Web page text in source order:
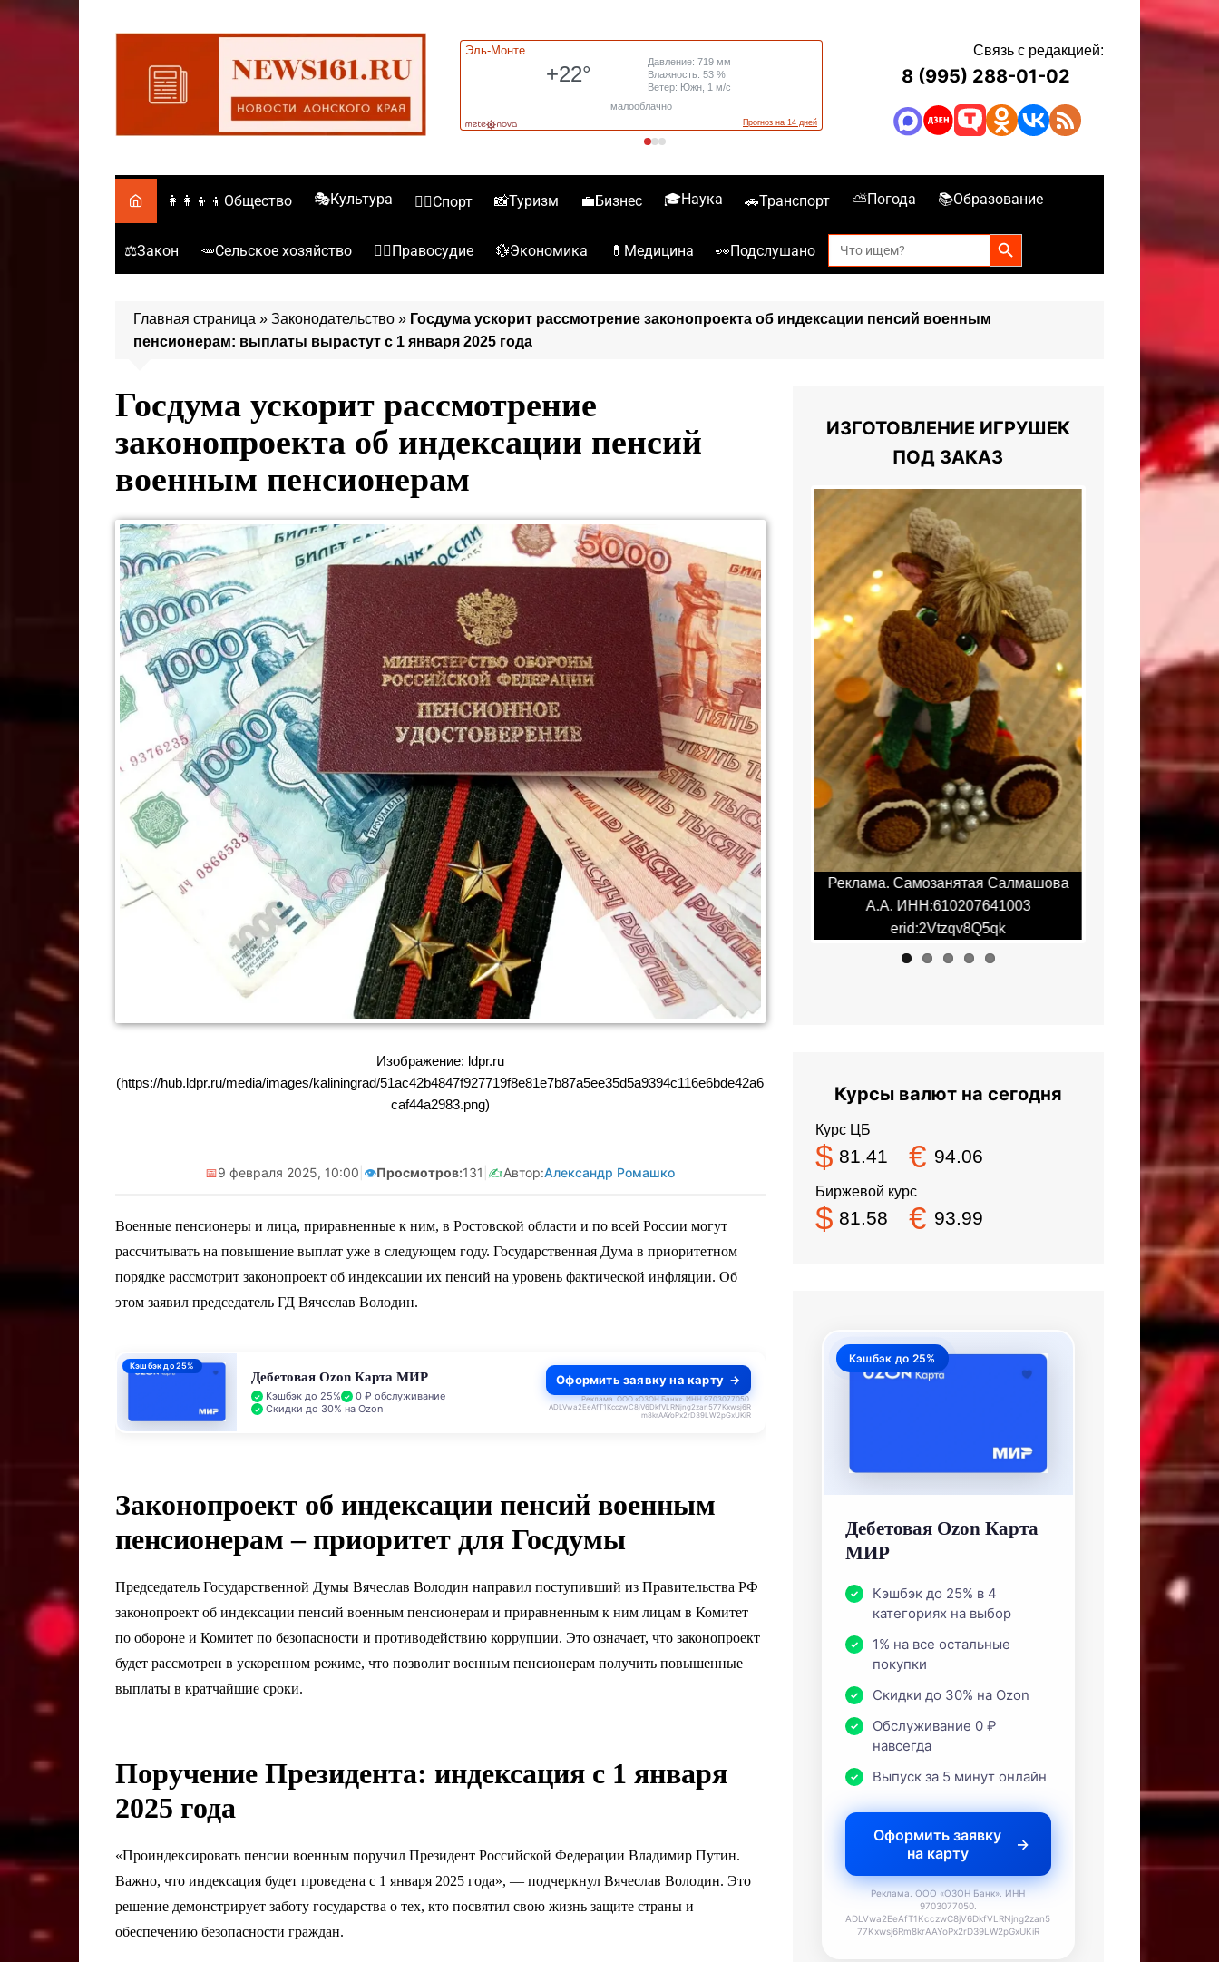
Перейти
Связь с редакцией:
8 (995) 288-01-02
👩‍👩‍👦‍👦Общество 🎭Культура 🏋️‍♀️Спорт 📸Туризм 💼Бизнес 🎓Наука 🚗Транспорт ⛅Погода 📚Образование
⚖️Закон 🥕Сельское хозяйство 👮‍♂️Правосудие 💱Экономика 💊Медицина 👀Подслушано
Search
for:
Search Button
Главная страница » Законодательство » Госдума ускорит рассмотрение законопроекта об индексации пенсий военным
пенсионерам: выплаты вырастут с 1 января 2025 года
Госдума ускорит рассмотрение
законопроекта об индексации пенсий
военным пенсионерам
Изображение: ldpr.ru
(https://hub.ldpr.ru/media/images/kaliningrad/51ac42b4847f927719f8e81e7b87a5ee35d5a9394c116e6bde42a6
caf44a2983.png)
📅9 февраля 2025, 10:00 👁️Просмотров:131 ✍️Автор:Александр Ромашко
Военные пенсионеры и лица, приравненные к ним, в Ростовской области и по всей России могут
рассчитывать на повышение выплат уже в следующем году. Государственная Дума в приоритетном
порядке рассмотрит законопроект об индексации их пенсий на уровень фактической инфляции. Об
этом заявил председатель ГД Вячеслав Володин.
Кэшбэк до 25%
Дебетовая Ozon Карта МИР
Кэшбэк до 25%
0 ₽ обслуживание
Скидки до 30% на Ozon
Оформить заявку на карту
Реклама. ООО «ОЗОН Банк». ИНН 9703077050.
ADLVwa2EeAfT1KcczwC8jV6DkfVLRNjng2zan577Kxwsj6R
m8krAAYoPx2rD39LW2pGxUKiR
Законопроект об индексации пенсий военным
пенсионерам – приоритет для Госдумы
Председатель Государственной Думы Вячеслав Володин направил поступивший из Правительства РФ
законопроект об индексации пенсий военным пенсионерам и приравненным к ним лицам в Комитет
по обороне и Комитет по безопасности и противодействию коррупции. Это означает, что законопроект
будет рассмотрен в ускоренном режиме, что позволит военным пенсионерам получить повышенные
выплаты в кратчайшие сроки.
Поручение Президента: индексация с 1 января
2025 года
«Проиндексировать пенсии военным поручил Президент Российской Федерации Владимир Путин.
Важно, что индексация будет проведена с 1 января 2025 года», — подчеркнул Вячеслав Володин. Это
решение демонстрирует заботу государства о тех, кто посвятил свою жизнь защите страны и
обеспечению безопасности граждан.
ИЗГОТОВЛЕНИЕ ИГРУШЕК
ПОД ЗАКАЗ
Реклама. Самозанятая Салмашова
А.А. ИНН:610207641003
erid:2Vtzqv8Q5qk
Реклама. Самозанятая Салмашова
А.А. ИНН:610207641003
erid:2Vtzqv8Q5qk
А.А.
Курсы валют на сегодня
Курс ЦБ
$ 81.41 € 94.06
Биржевой курс
$ 81.58 € 93.99
Кэшбэк до 25%
Дебетовая Ozon Карта
МИР
Кэшбэк до 25% в 4
категориях на выбор
1% на все остальные
покупки
Скидки до 30% на Ozon
Обслуживание 0 ₽
навсегда
Выпуск за 5 минут онлайн
Оформить заявку
на карту
Реклама. ООО «ОЗОН Банк». ИНН
9703077050.
ADLVwa2EeAfT1KcczwC8jV6DkfVLRNjng2zan5
77Kxwsj6Rm8krAAYoPx2rD39LW2pGxUKiR